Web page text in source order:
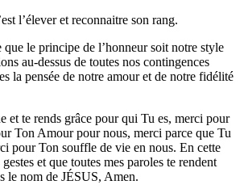
l’élever et reconnaitre son rang.
le principe de l’honneur soit notre style
au-dessus de toutes nos contingences
la pensée de notre amour et de notre fidélité
et te rends grâce pour qui Tu es, merci pour
Ton Amour pour nous, merci parce que Tu
pour Ton souffle de vie en nous. En cette
et que toutes mes paroles te rendent
le nom de JÉSUS, Amen.